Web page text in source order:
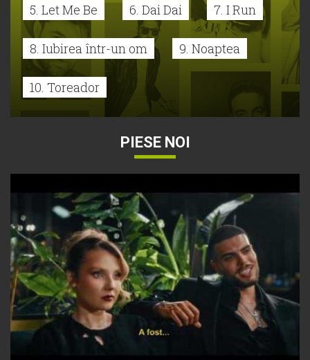
5. Let Me Be 6. Dai Dai 7. I Run
8. Iubirea într-un om 9. Noaptea
10. Toreador
PIESE NOI